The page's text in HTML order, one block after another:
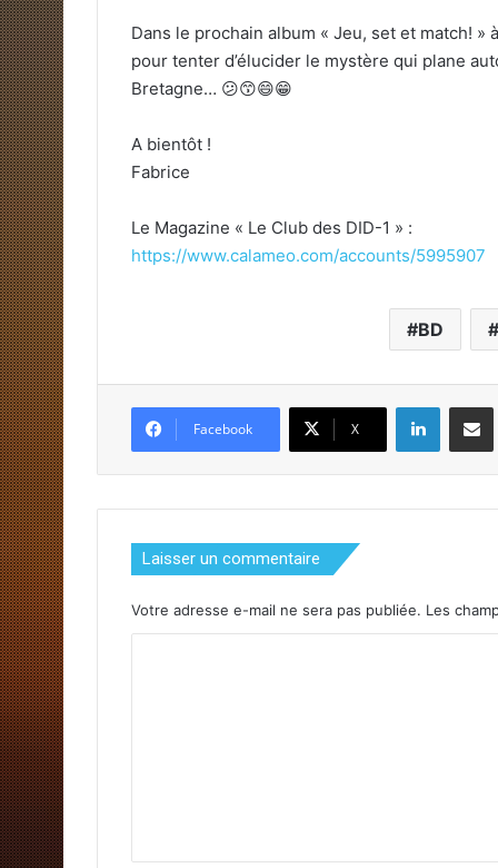
Dans le prochain album « Jeu, set et match!
pour tenter d’élucider le mystère qui plane
Bretagne… 😕😙😄😁
A bientôt !
Fabrice
Le Magazine « Le Club des DID-1 » :
https://www.calameo.com/accounts/5995907
BD
Facebook X
Laisser un commentaire
Votre adresse e-mail ne sera pas publiée. Les